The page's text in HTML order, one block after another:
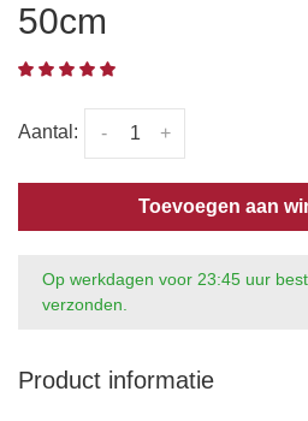
50cm
Aantal: +
-
Toevoegen aan
Op werkdagen voor 23:45 uur
verzonden.
Product informatie